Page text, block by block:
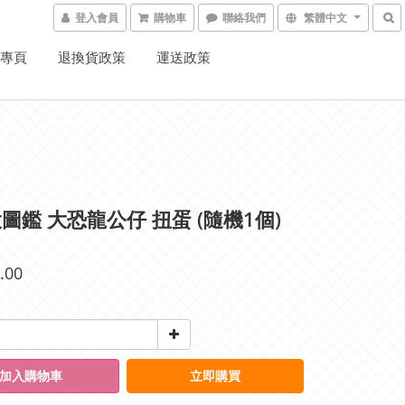
登入會員 購物車 聯絡我們 繁體中文
頁 退換貨政策 運送政策
鑑 大恐龍公仔 扭蛋 (隨機1個)
加入購物車 立即購買